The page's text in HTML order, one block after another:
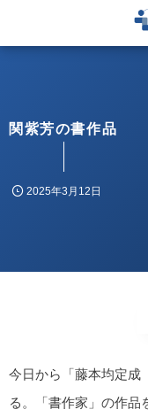
関紫芳の書作品
2025年3月12日
今日から「藤本均定
る。「書作家」の作品